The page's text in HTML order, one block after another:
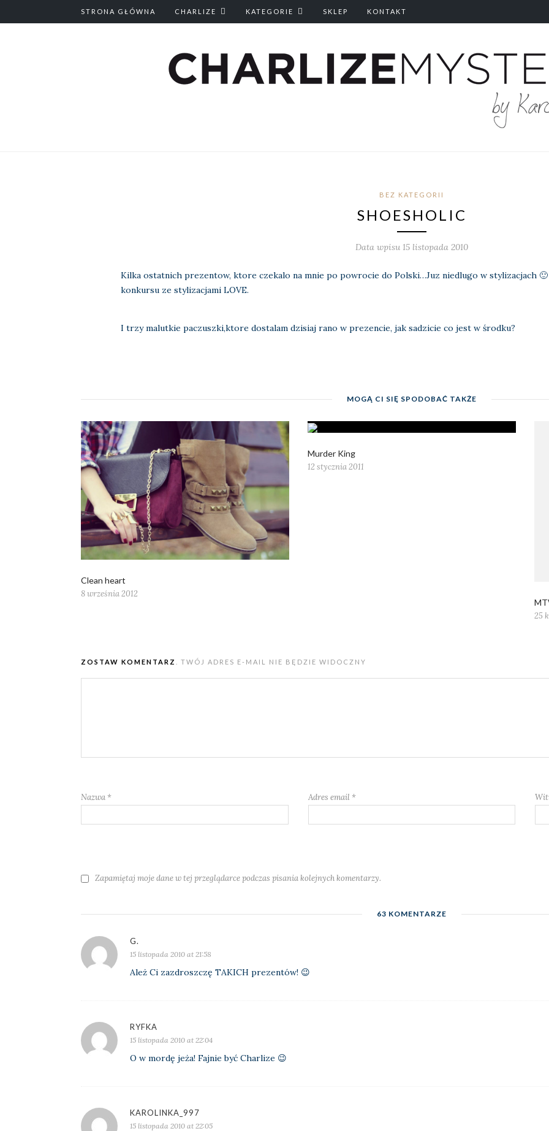
STRONA GŁÓWNA CHARLIZE KATEGORIE SKLEP KONTAKT
BEZ KATEGORII
SHOESHOLIC
Data wpisu 15 listopada 2010
Kilka ostatnich prezentow, ktore czekalo na mnie po powrocie do Polski…Juz niedlugo w stylizacjach
konkursu ze stylizacjami LOVE.
I trzy malutkie paczuszki,ktore dostalam dzisiaj rano w prezencie, jak sadzicie co jest w środku?
MOGĄ CI SIĘ SPODOBAĆ TAKŻE
Clean heart
8 września 2012
Murder King
12 stycznia 2011
25
ZOSTAW KOMENTARZ . TWÓJ ADRES E-MAIL NIE BĘDZIE WIDOCZNY
Nazwa * Adres email *
Zapamiętaj moje dane w tej przeglądarce podczas pisania kolejnych komentarzy.
63 KOMENTARZE
G.
15 listopada 2010 at 21:58
Ależ Ci zazdroszczę TAKICH prezentów! 😉
RYFKA
15 listopada 2010 at 22:04
O w mordę jeża! Fajnie być Charlize 😉
KAROLINKA_997
15 listopada 2010 at 22:05